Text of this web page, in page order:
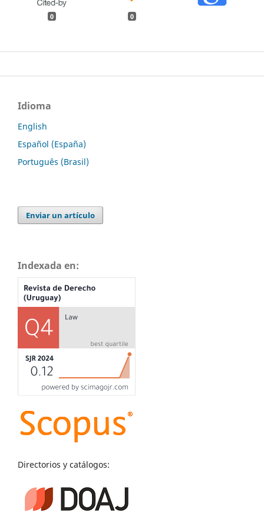
0 0
Idioma
English
Español (España)
Português (Brasil)
Enviar un artículo
Indexada en:
Directorios y catálogos: